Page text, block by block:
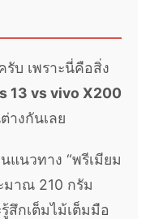
บ เพราะนี่คือสิ่ง
13 vs vivo X200
างกันเลย
แนวทาง “พรีเมียม
มาณ 210 กรัม
สึกเต็มไม้เต็มมือ